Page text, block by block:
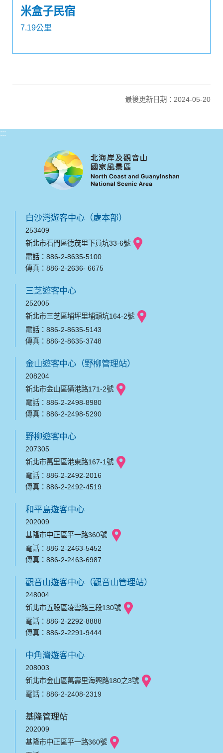
米盒子民宿
7.19公里
最後更新日期：2024-05-20
:::
白沙灣遊客中心（處本部）
253409
新北市石門區德茂里下員坑33-6號
電話：886-2-8635-5100
傳真：886-2-2636- 6675
三芝遊客中心
252005
新北市三芝區埔坪里埔頭坑164-2號
電話：886-2-8635-5143
傳真：886-2-8635-3748
金山遊客中心（野柳管理站）
208204
新北市金山區磺港路171-2號
電話：886-2-2498-8980
傳真：886-2-2498-5290
野柳遊客中心
207305
新北市萬里區港東路167-1號
電話：886-2-2492-2016
傳真：886-2-2492-4519
和平島遊客中心
202009
基隆市中正區平一路360號
電話：886-2-2463-5452
傳真：886-2-2463-6987
觀音山遊客中心（觀音山管理站）
248004
新北市五股區凌雲路三段130號
電話：886-2-2292-8888
傳真：886-2-2291-9444
中角灣遊客中心
208003
新北市金山區萬壽里海興路180之3號
電話：886-2-2408-2319
基隆管理站
202009
基隆市中正區平一路360號